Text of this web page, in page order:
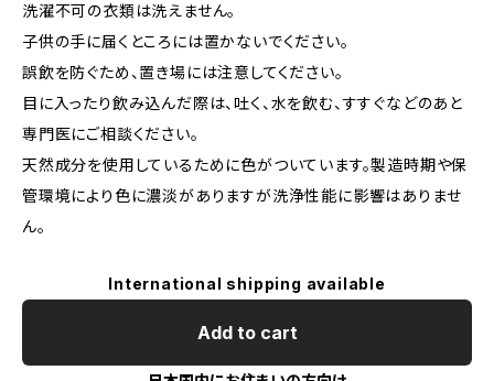
洗濯不可の衣類は洗えません。
子供の手に届くところには置かないでください。
誤飲を防ぐため、置き場には注意してください。
目に入ったり飲み込んだ際は、吐く、水を飲む、すすぐなどのあと
専門医にご相談ください。
天然成分を使用しているために色がついています。製造時期や保
管環境により色に濃淡がありますが洗浄性能に影響はありませ
ん。
International shipping available
Add to cart